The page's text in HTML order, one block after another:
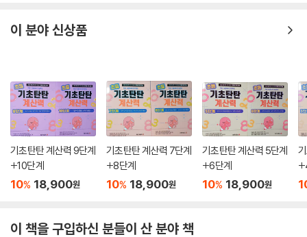
이 분야 신상품
기초탄탄 계산력 9단계
+10단계
10% 18,900원
기초탄탄 계산력 7단계
+8단계
10% 18,900원
기초탄탄 계산력 5단계
+6단계
10% 18,900원
이 책을 구입하신 분들이 산 분야 책